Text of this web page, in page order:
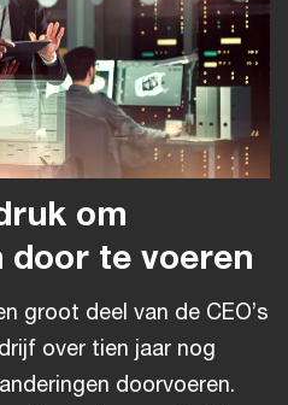
om
door te voeren
groot deel van de CEO’s
over tien jaar nog
doorvoeren.